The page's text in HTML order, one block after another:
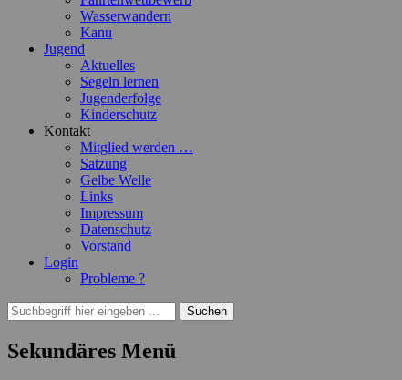
Wasserwandern
Kanu
Jugend
Aktuelles
Segeln lernen
Jugenderfolge
Kinderschutz
Kontakt
Mitglied werden …
Satzung
Gelbe Welle
Links
Impressum
Datenschutz
Vorstand
Login
Probleme ?
Suchen
Suchen
nach:
Sekundäres Menü